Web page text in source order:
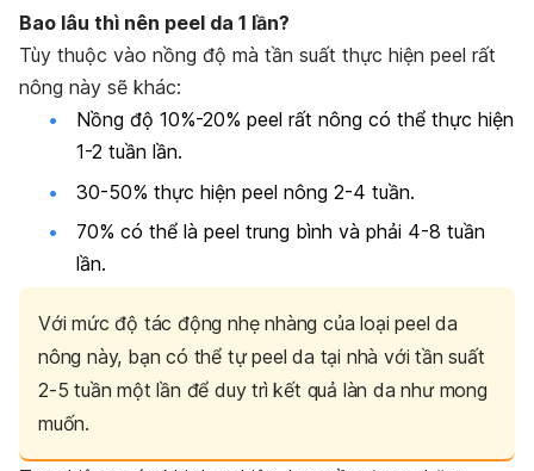
Bao lâu thì nên peel da 1 lần?
Tùy thuộc vào nồng độ mà tần suất thực hiện peel rất
nông này sẽ khác:
Nồng độ 10%-20% peel rất nông có thể thực hiện
1-2 tuần lần.
30-50% thực hiện peel nông 2-4 tuần.
70% có thể là peel trung bình và phải 4-8 tuần
lần.
Với mức độ tác động nhẹ nhàng của loại peel da
nông này, bạn có thể tự peel da tại nhà với tần suất
2-5 tuần một lần để duy trì kết quả làn da như mong
muốn.